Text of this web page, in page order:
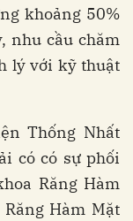
khoảng 50%
nhu cầu chăm
lý với kỹ thuật
Thống Nhất
có có sự phối
Răng Hàm
Hàm Mặt